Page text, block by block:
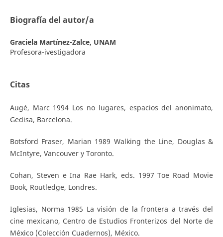
Biografía del autor/a
Graciela Martínez-Zalce, UNAM
Profesora-ivestigadora
Citas
Augé, Marc 1994 Los no lugares, espacios del anonimato,
Gedisa, Barcelona.
Botsford Fraser, Marian 1989 Walking the Line, Douglas &
McIntyre, Vancouver y Toronto.
Cohan, Steven e Ina Rae Hark, eds. 1997 Toe Road Movie
Book, Routledge, Londres.
Iglesias, Norma 1985 La visión de la frontera a través del
cine mexicano, Centro de Estudios Fronterizos del Norte de
México (Colección Cuadernos), México.